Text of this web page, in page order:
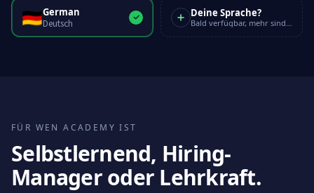
🇩🇪German
Deutsch
Deine Sprache?
Bald verfügbar, mehr sind unterwegs
FÜR WEN ACADEMY IST
Selbstlernend, Hiring-
Manager oder Lehrkraft.